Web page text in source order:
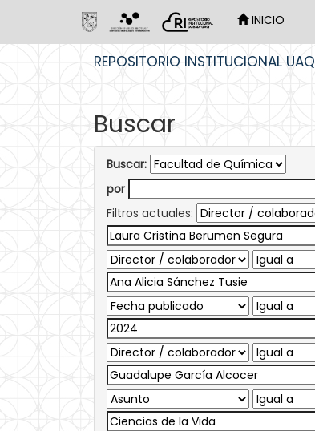
INICIO
REPOSITORIO INSTITUCIONAL UAQ
Buscar
Buscar:
por
Filtros actuales: